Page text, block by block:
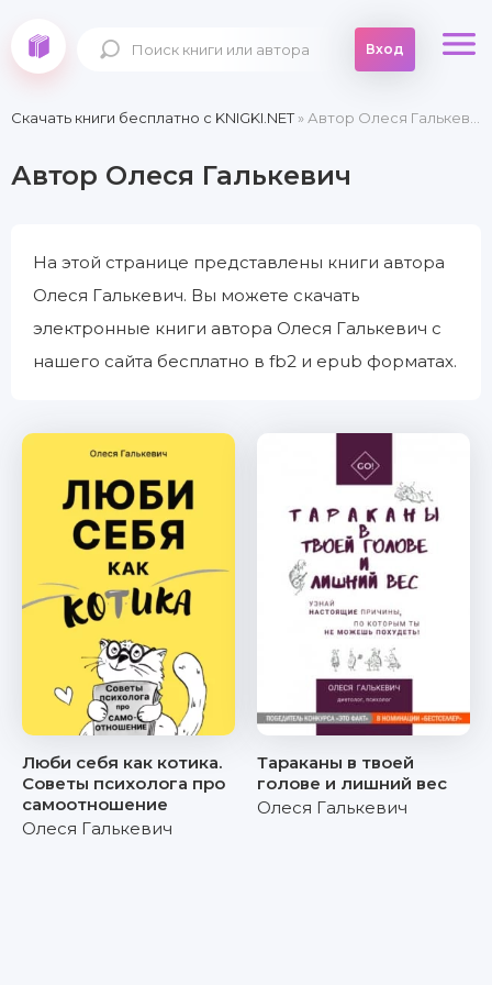
Вход
Скачать книги бесплатно c KNIGKI.NET» Автор Олеся Галькевич
Автор Олеся Галькевич
На этой странице представлены книги автора
Олеся Галькевич. Вы можете скачать
электронные книги автора Олеся Галькевич с
нашего сайта бесплатно в fb2 и epub форматах.
Люби себя как котика.
Советы психолога про
самоотношение
Олеся Галькевич
Тараканы в твоей
голове и лишний вес
Олеся Галькевич